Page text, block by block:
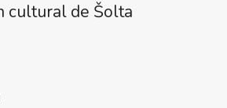
cultural de Šolta